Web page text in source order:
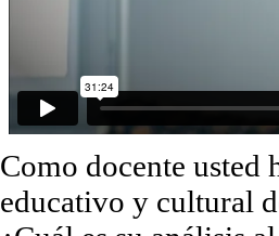
Como docente usted
educativo y cultural